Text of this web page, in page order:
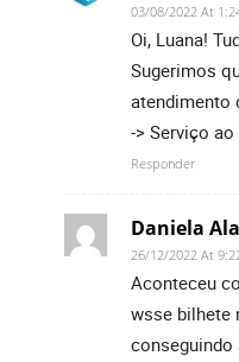
03/08/2022 At
Oi, Luana!
Sugerimos
atendimento
-> Serviço
Responder
Daniela
26/12/2022 At
Aconteceu
wsse bilhete
conseguindo